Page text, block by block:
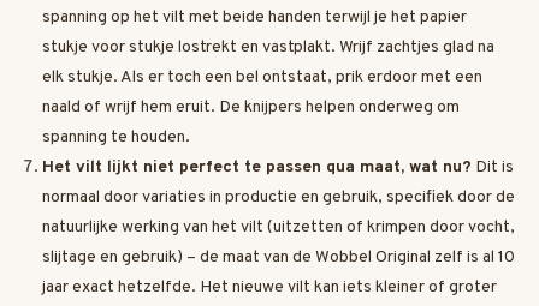
spanning op het vilt met beide handen terwijl je het papier
stukje voor stukje lostrekt en vastplakt. Wrijf zachtjes glad na
elk stukje. Als er toch een bel ontstaat, prik erdoor met een
naald of wrijf hem eruit. De knijpers helpen onderweg om
spanning te houden.
Het vilt lijkt niet perfect te passen qua maat, wat nu? Dit is
normaal door variaties in productie en gebruik, specifiek door de
natuurlijke werking van het vilt (uitzetten of krimpen door vocht,
slijtage en gebruik) – de maat van de Wobbel Original zelf is al 10
jaar exact hetzelfde. Het nieuwe vilt kan iets kleiner of groter